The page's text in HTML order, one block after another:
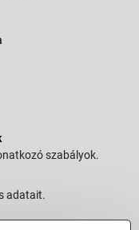
szabályok.
adatait.